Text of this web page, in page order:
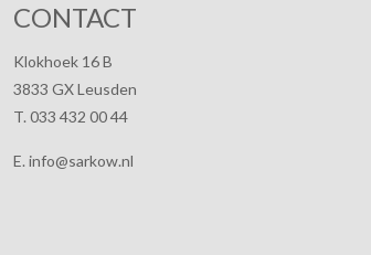
CONTACT
Klokhoek 16 B
3833 GX Leusden
T. 033 432 00 44
E. info@sarkow.nl